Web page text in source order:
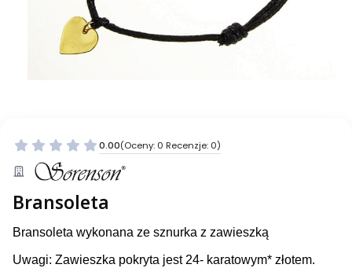
0.00(Oceny: 0 Recenzje: 0)
Bransoleta
Bransoleta wykonana ze sznurka z zawieszką
Uwagi: Zawieszka pokryta jest 24- karatowym* złotem.